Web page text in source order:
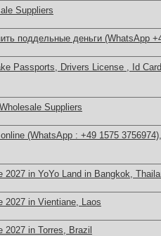
Suppliers
поддельные деньги (WhatsApp
Passports, Drivers License , Id
Suppliers
(WhatsApp : +49 1575
2027 in YoYo Land in Bangkok,
2027 in Vientiane, Laos
2027 in Torres, Brazil